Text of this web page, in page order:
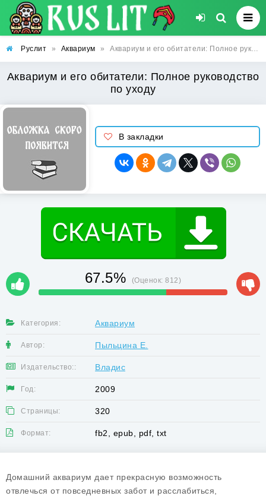
Руслит » Аквариум » Аквариум и его обитатели: Полное руководство по уходу
Аквариум и его обитатели: Полное руководство
по уходу
В закладки
67.5% (Оценок:812)
Категория: Аквариум
Автор: Пыльцина Е.
Издательство:: Владис
Год: 2009
Страницы: 320
Формат: fb2, epub, pdf, txt
Домашний аквариум дает прекрасную возможность
отвлечься от повседневных забот и расслабиться,